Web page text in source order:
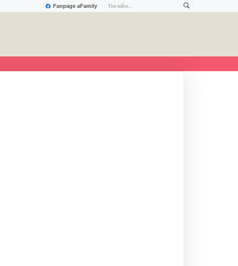
Fanpage aFamily